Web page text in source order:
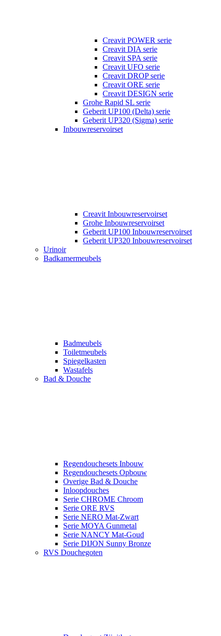
Creavit POWER serie
Creavit DIA serie
Creavit SPA serie
Creavit UFO serie
Creavit DROP serie
Creavit ORE serie
Creavit DESIGN serie
Grohe Rapid SL serie
Geberit UP100 (Delta) serie
Geberit UP320 (Sigma) serie
Inbouwreservoirset
Creavit Inbouwreservoirset
Grohe Inbouwreservoirset
Geberit UP100 Inbouwreservoirset
Geberit UP320 Inbouwreservoirset
Urinoir
Badkamermeubels
Badmeubels
Toiletmeubels
Spiegelkasten
Wastafels
Bad & Douche
Regendouchesets Inbouw
Regendouchesets Opbouw
Overige Bad & Douche
Inloopdouches
Serie CHROME Chroom
Serie ORE RVS
Serie NERO Mat-Zwart
Serie MOYA Gunmetal
Serie NANCY Mat-Goud
Serie DIJON Sunny Bronze
RVS Douchegoten